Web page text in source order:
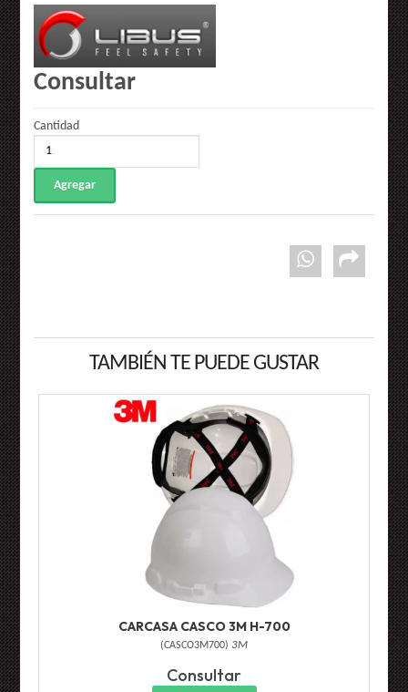
Consultar
Cantidad
TAMBIÉN TE PUEDE GUSTAR
CARCASA CASCO 3M H-700
(CASCO3M700) 3M
Consultar